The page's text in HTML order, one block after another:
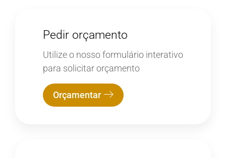
Pedir orçamento
Utilize o nosso formulário interativo
para solicitar orçamento
Orçamentar